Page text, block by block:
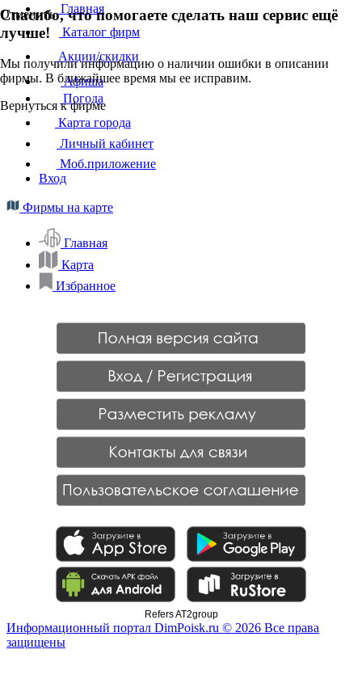
Отменить
Спасибо, что помогаете сделать наш сервис ещё
лучше!
Мы получили информацию о наличии ошибки в описании
фирмы. В ближайшее время мы ее исправим.
Вернуться к фирме
Главная
Каталог фирм
Акции/скидки
Афиша
Погода
Карта города
Личный кабинет
Моб.приложение
Вход
Фирмы на карте
Главная
Карта
Избранное
Refers AT2group
Информационный портал DimPoisk.ru © 2026 Все права
защищены